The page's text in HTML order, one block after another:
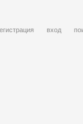
вход